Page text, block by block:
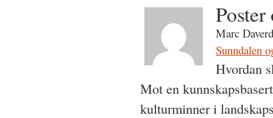
Marc
Sunndalen
Hvordan
Mot en
kulturminner i